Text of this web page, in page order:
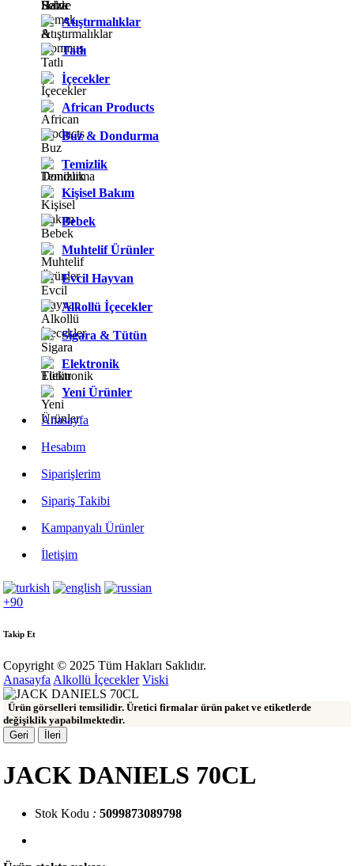
Atıştırmalıklar
Tatlı
İçecekler
African Products
Buz & Dondurma
Temizlik
Kişisel Bakım
Bebek
Muhtelif Ürünler
Evcil Hayvan
Alkollü İçecekler
Sigara & Tütün
Elektronik
Yeni Ürünler
Anasayfa
Hesabım
Siparişlerim
Sipariş Takibi
Kampanyalı Ürünler
İletişim
+90
Takip Et
Copyright © 2025 Tüm Hakları Saklıdır.
Anasayfa Alkollü İçecekler Viski
Ürün görselleri temsilidir. Üretici firmalar ürün paket ve etiketlerde
değişiklik yapabilmektedir.
Geri
İleri
JACK DANIELS 70CL
Stok Kodu : 5099873089798